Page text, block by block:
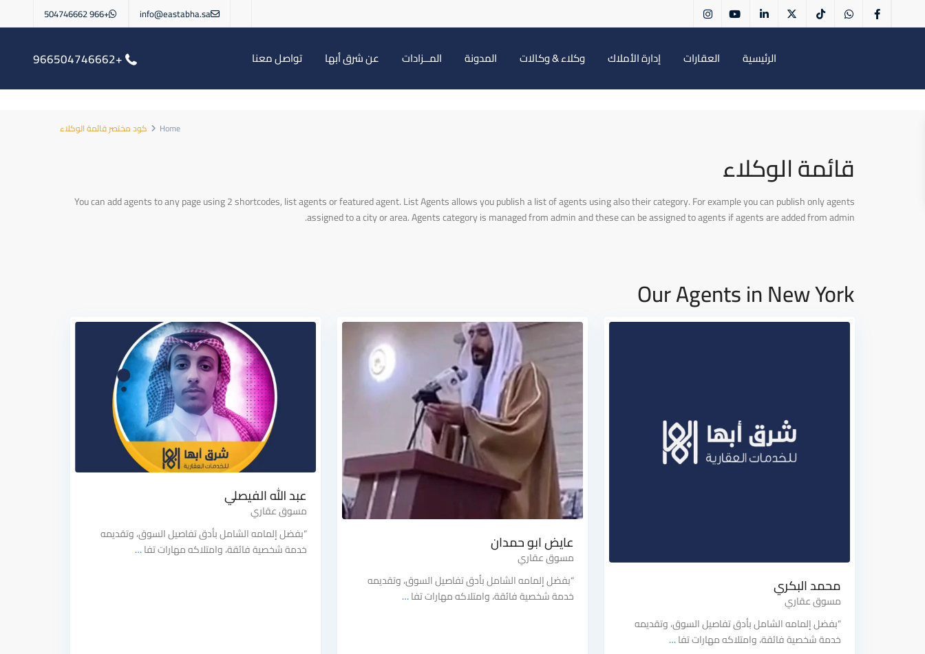
info@eastabha.sa
+966 504746662
الرئيسية العقارات إدارة الأملاك وكلاء & وكالات المدونة المــزادات عن شرق أبها تواصل معنا +966504746662
Home كود مختصر قائمة الوكلاء
قائمة الوكلاء
You can add agents to any page using 2 shortcodes, list agents or featured agent. List Agents allows you publish a list of agents using also their category. For example you can publish only agents
assigned to a city or area. Agents category is managed from admin and these can be assigned to agents if agents are added from admin.
Our Agents in New York
محمد البكري
مسوق عقاري
“بفضل إلمامه الشامل بأدق تفاصيل السوق، وتقديمه
خدمة شخصية فائقة، وامتلاكه مهارات تفا…
عايض ابو حمدان
مسوق عقاري
“بفضل إلمامه الشامل بأدق تفاصيل السوق، وتقديمه
خدمة شخصية فائقة، وامتلاكه مهارات تفا…
عبد الله الفيصلي
مسوق عقاري
“بفضل إلمامه الشامل بأدق تفاصيل السوق، وتقديمه
خدمة شخصية فائقة، وامتلاكه مهارات تفا…